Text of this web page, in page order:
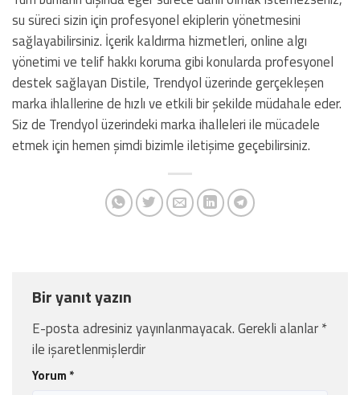
su süreci sizin için profesyonel ekiplerin yönetmesini
sağlayabilirsiniz. İçerik kaldırma hizmetleri, online algı
yönetimi ve telif hakkı koruma gibi konularda profesyonel
destek sağlayan Distile, Trendyol üzerinde gerçekleşen
marka ihlallerine de hızlı ve etkili bir şekilde müdahale eder.
Siz de Trendyol üzerindeki marka ihalleleri ile mücadele
etmek için hemen şimdi bizimle iletişime geçebilirsiniz.
Bir yanıt yazın
E-posta adresiniz yayınlanmayacak.Gerekli alanlar*
ile işaretlenmişlerdir
Yorum *